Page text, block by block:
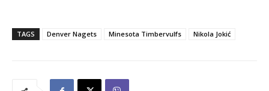
TAGS Denver Nagets Minesota Timbervulfs Nikola Jokić